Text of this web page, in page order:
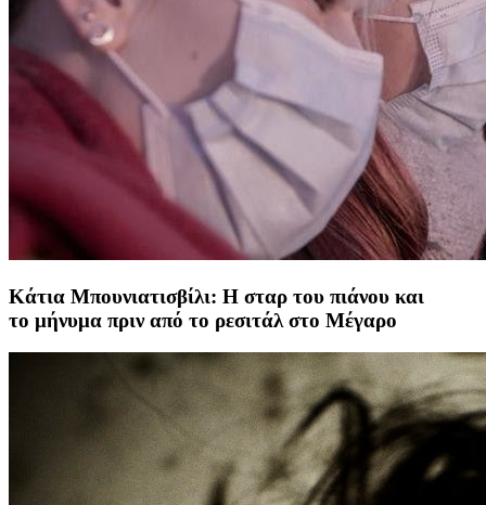
Κάτια Μπουνιατισβίλι: Η σταρ του πιάνου και
το μήνυμα πριν από το ρεσιτάλ στο Μέγαρο